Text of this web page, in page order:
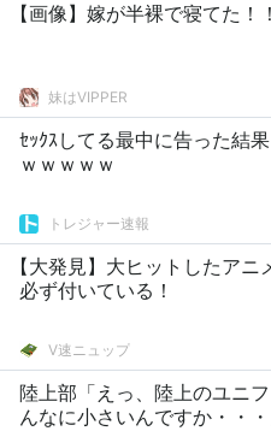
【画像】嫁が半裸で寝てた！
妹はVIPPER
ｾｯｸｽしてる最中に告った結
ｗｗｗｗｗ
トレジャー速報
【大発見】大ヒットしたア
必ず付いている！
V速ニュップ
陸上部「えっ、陸上のユニ
んなに小さいんですか・・・